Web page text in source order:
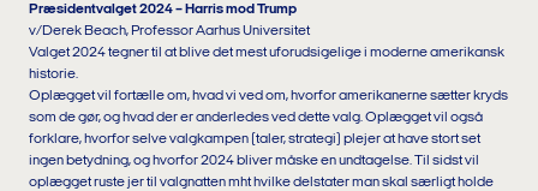
Præsidentvalget 2024 – Harris mod Trump
v/Derek Beach, Professor Aarhus Universitet
Valget 2024 tegner til at blive det mest uforudsigelige i moderne amerikansk
historie.
Oplægget vil fortælle om, hvad vi ved om, hvorfor amerikanerne sætter kryds
som de gør, og hvad der er anderledes ved dette valg. Oplægget vil også
forklare, hvorfor selve valgkampen (taler, strategi) plejer at have stort set
ingen betydning, og hvorfor 2024 bliver måske en undtagelse. Til sidst vil
oplægget ruste jer til valgnatten mht hvilke delstater man skal særligt holde